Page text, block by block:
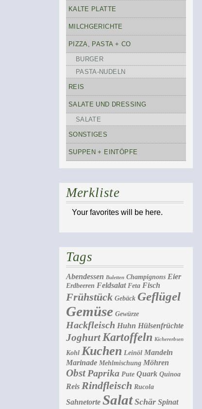
KALTE PLATTE
MILCHGERICHTE
PIZZA, PASTA + CO
BURGER
PASTA-NUDELN
REIS
SALATE UND DRESSING
SALATE
SONSTIGES
SUPPEN + EINTÖPFE
Merkliste
Your favorites will be here.
Tags
Abendessen Buletten Champignons Eier
Erdbeeren Feldsalat Feta Fisch
Frühstück Gebäck Geflügel
Gemüse Gewürze
Hackfleisch Huhn Hülsenfrüchte
Joghurt Kartoffeln Kichererbsen
Kohl Kuchen Leinöl Mandeln
Marinade Mehlmischung Möhren
Obst Paprika Pute Quark Quinoa
Reis Rindfleisch Rucola
Sahnetorte Salat Schär Spinat